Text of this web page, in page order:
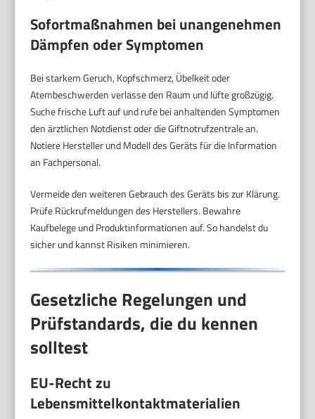
Sofortmaßnahmen bei unangenehmen
Dämpfen oder Symptomen
Bei starkem Geruch, Kopfschmerz, Übelkeit oder
Atembeschwerden verlasse den Raum und lüfte großzügig.
Suche frische Luft auf und rufe bei anhaltenden Symptomen
den ärztlichen Notdienst oder die Giftnotrufzentrale an.
Notiere Hersteller und Modell des Geräts für die Information
an Fachpersonal.
Vermeide den weiteren Gebrauch des Geräts bis zur Klärung.
Prüfe Rückrufmeldungen des Herstellers. Bewahre
Kaufbelege und Produktinformationen auf. So handelst du
sicher und kannst Risiken minimieren.
Gesetzliche Regelungen und
Prüfstandards, die du kennen
solltest
EU-Recht zu
Lebensmittelkontaktmaterialien